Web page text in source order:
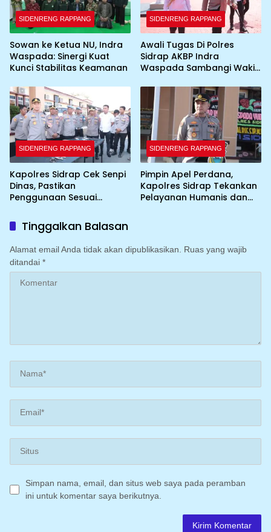
SIDENRENG RAPPANG
Sowan ke Ketua NU, Indra
Waspada: Sinergi Kuat
Kunci Stabilitas Keamanan
SIDENRENG RAPPANG
Awali Tugas Di Polres
Sidrap AKBP Indra
Waspada Sambangi Wakil
SIDENRENG RAPPANG
Kapolres Sidrap Cek Senpi
Dinas, Pastikan
Penggunaan Sesuai
SIDENRENG RAPPANG
Pimpin Apel Perdana,
Kapolres Sidrap Tekankan
Pelayanan Humanis dan
Tinggalkan Balasan
Alamat email Anda tidak akan dipublikasikan.
Ruas yang wajib
ditandai *
Simpan nama, email, dan situs web saya pada peramban
ini untuk komentar saya berikutnya.